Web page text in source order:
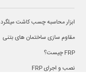
ابزار محاسبه چسب کاشت میلگرد
مقاوم سازی ساختمان های بتنی
FRP چیست؟
نصب و اجرای FRP